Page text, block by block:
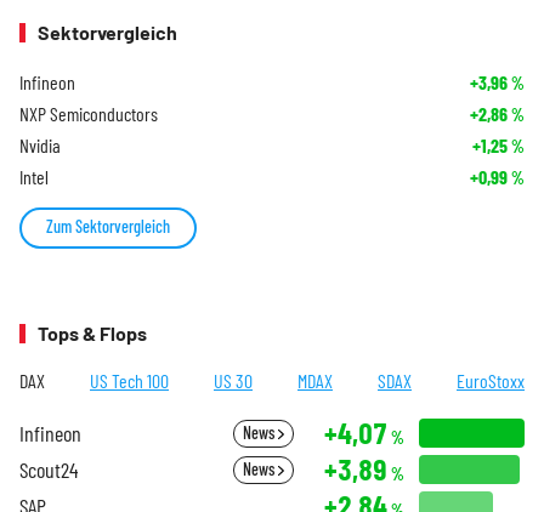
Sektorvergleich
Infineon +3,96%
NXP Semiconductors +2,86%
Nvidia +1,25%
Intel +0,99%
Zum Sektorvergleich
Tops & Flops
DAX US Tech 100 US 30 MDAX SDAX EuroStoxx
Infineon News +4,07 %
Scout24 News +3,89 %
SAP